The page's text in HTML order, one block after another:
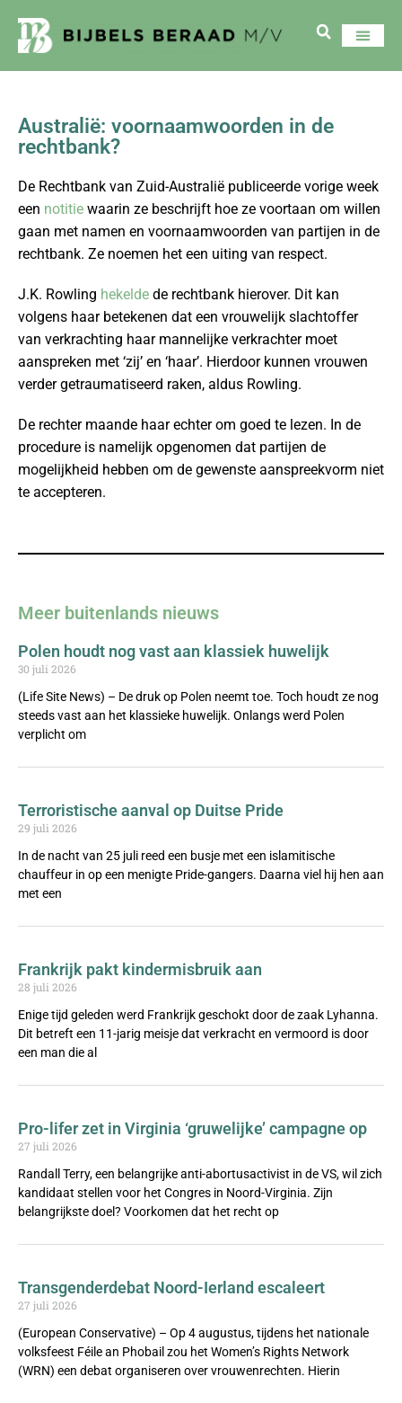
Australië: voornaamwoorden in de
rechtbank?
De Rechtbank van Zuid-Australië publiceerde vorige week
een notitie waarin ze beschrijft hoe ze voortaan om willen
gaan met namen en voornaamwoorden van partijen in de
rechtbank. Ze noemen het een uiting van respect.
J.K. Rowling hekelde de rechtbank hierover. Dit kan
volgens haar betekenen dat een vrouwelijk slachtoffer
van verkrachting haar mannelijke verkrachter moet
aanspreken met ‘zij’ en ‘haar’. Hierdoor kunnen vrouwen
verder getraumatiseerd raken, aldus Rowling.
De rechter maande haar echter om goed te lezen. In de
procedure is namelijk opgenomen dat partijen de
mogelijkheid hebben om de gewenste aanspreekvorm niet
te accepteren.
Meer buitenlands nieuws
Polen houdt nog vast aan klassiek huwelijk
30 juli 2026
(Life Site News) – De druk op Polen neemt toe. Toch houdt ze nog
steeds vast aan het klassieke huwelijk. Onlangs werd Polen
verplicht om
Terroristische aanval op Duitse Pride
29 juli 2026
In de nacht van 25 juli reed een busje met een islamitische
chauffeur in op een menigte Pride-gangers. Daarna viel hij hen aan
met een
Frankrijk pakt kindermisbruik aan
28 juli 2026
Enige tijd geleden werd Frankrijk geschokt door de zaak Lyhanna.
Dit betreft een 11-jarig meisje dat verkracht en vermoord is door
een man die al
Pro-lifer zet in Virginia ‘gruwelijke’ campagne op
27 juli 2026
Randall Terry, een belangrijke anti-abortusactivist in de VS, wil zich
kandidaat stellen voor het Congres in Noord-Virginia. Zijn
belangrijkste doel? Voorkomen dat het recht op
Transgenderdebat Noord-Ierland escaleert
27 juli 2026
(European Conservative) – Op 4 augustus, tijdens het nationale
volksfeest Féile an Phobail zou het Women’s Rights Network
(WRN) een debat organiseren over vrouwenrechten. Hierin